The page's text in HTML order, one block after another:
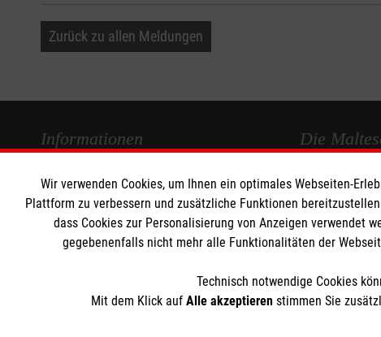
Zurück zu allen Meldungen
Informationen
Impressum
Datenschutz
Kontakt
Die
Malteser in
Malteserorden
Sharepoint
Wir verwenden Cookies, um Ihnen ein optimales Webseiten-
Plattform zu verbessern und zusätzliche Funktionen
dass Cookies zur Personalisierung von Anzeigen verwendet
gegebenenfalls nicht mehr alle Funktionalitäten der
Technisch notwendige Cookies
Mit dem Klick auf Alle akzeptieren stimmen Sie